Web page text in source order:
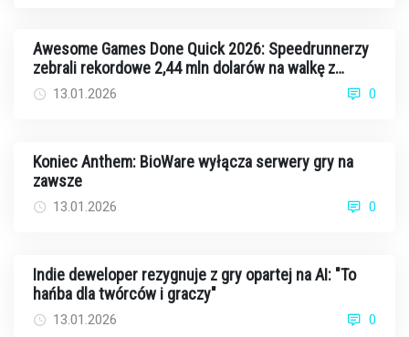
Awesome Games Done Quick 2026: Speedrunnerzy
zebrali rekordowe 2,44 mln dolarów na walkę z
rakiem13.01.2026 0
Koniec Anthem: BioWare wyłącza serwery gry na
zawsze
13.01.2026 0
Indie deweloper rezygnuje z gry opartej na AI: "To
hańba dla twórców i graczy"
13.01.2026 0